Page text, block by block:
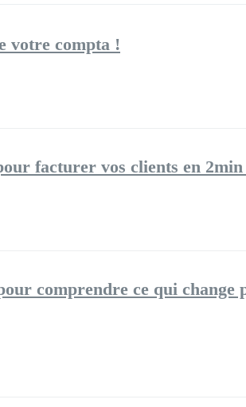
votre compta !
facturer vos clients en
comprendre ce qui change